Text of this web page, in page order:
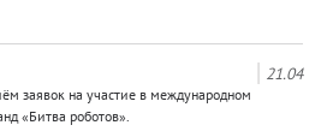
21.04
заявок на участие в международном
«Битва роботов».